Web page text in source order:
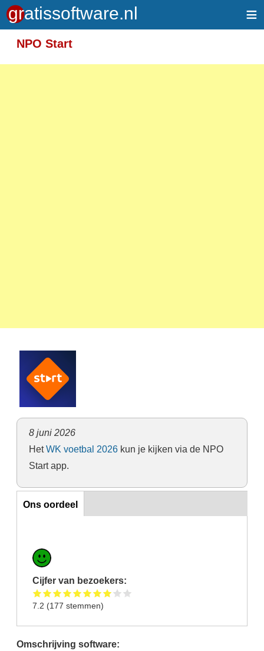
≡
NPO Start
8 juni 2026
HetWK voetbal 2026kun je kijken via de NPO
Start app.
Ons oordeel
Ons oordeel
Cijfer van bezoekers:
7.2 (177 stemmen)
Omschrijving software: